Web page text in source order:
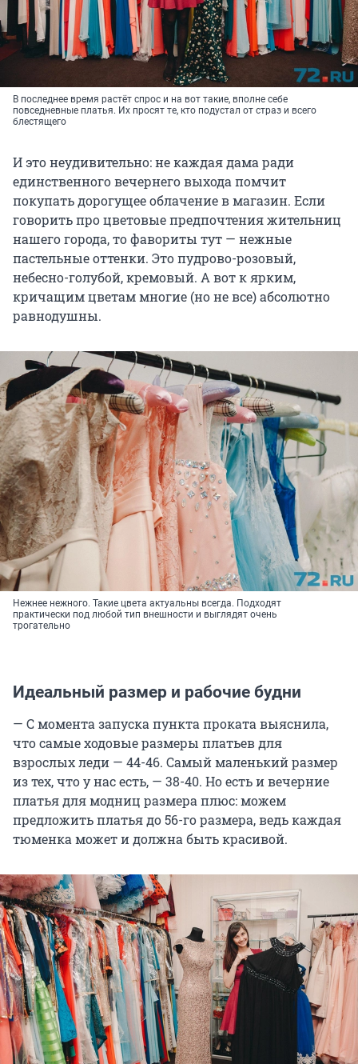
В последнее время растёт спрос и на вот такие, вполне себе
повседневные платья. Их просят те, кто подустал от страз и всего
блестящего
И это неудивительно: не каждая дама ради
единственного вечернего выхода помчит
покупать дорогущее облачение в магазин. Если
говорить про цветовые предпочтения жительниц
нашего города, то фавориты тут — нежные
пастельные оттенки. Это пудрово-розовый,
небесно-голубой, кремовый. А вот к ярким,
кричащим цветам многие (но не все) абсолютно
равнодушны.
Нежнее нежного. Такие цвета актуальны всегда. Подходят
практически под любой тип внешности и выглядят очень
трогательно
Идеальный размер и рабочие будни
— С момента запуска пункта проката выяснила,
что самые ходовые размеры платьев для
взрослых леди — 44-46. Самый маленький размер
из тех, что у нас есть, — 38-40. Но есть и вечерние
платья для модниц размера плюс: можем
предложить платья до 56-го размера, ведь каждая
тюменка может и должна быть красивой.